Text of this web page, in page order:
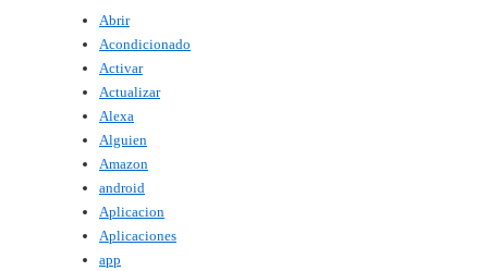
Abrir
Acondicionado
Activar
Actualizar
Alexa
Alguien
Amazon
android
Aplicacion
Aplicaciones
app